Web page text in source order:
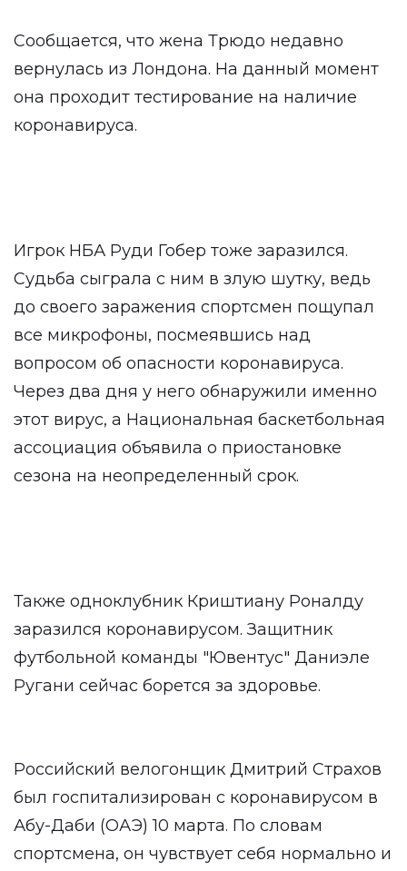
Сообщается, что жена Трюдо недавно
вернулась из Лондона. На данный момент
она проходит тестирование на наличие
коронавируса.
Игрок НБА Руди Гобер тоже заразился.
Судьба сыграла с ним в злую шутку, ведь
до своего заражения спортсмен пощупал
все микрофоны, посмеявшись над
вопросом об опасности коронавируса.
Через два дня у него обнаружили именно
этот вирус, а Национальная баскетбольная
ассоциация объявила о приостановке
сезона на неопределенный срок.
Также одноклубник Криштиану Роналду
заразился коронавирусом. Защитник
футбольной команды "Ювентус" Даниэле
Ругани сейчас борется за здоровье.
Российский велогонщик Дмитрий Страхов
был госпитализирован с коронавирусом в
Абу-Даби (ОАЭ) 10 марта. По словам
спортсмена, он чувствует себя нормально и